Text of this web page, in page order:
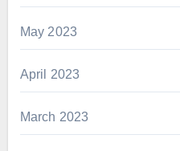
May 2023
April 2023
March 2023